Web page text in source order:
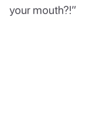
your mouth?!”